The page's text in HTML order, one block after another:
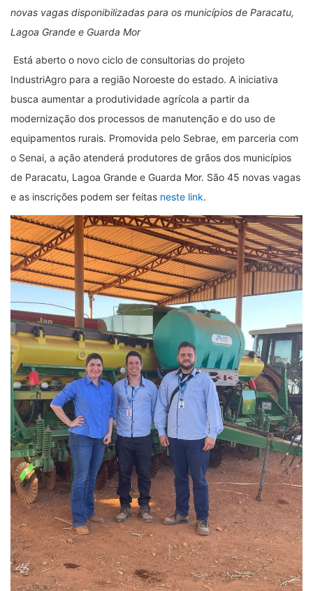
novas vagas disponibilizadas para os municípios de Paracatu,
Lagoa Grande e Guarda Mor
Está aberto o novo ciclo de consultorias do projeto
IndustriAgro para a região Noroeste do estado. A iniciativa
busca aumentar a produtividade agrícola a partir da
modernização dos processos de manutenção e do uso de
equipamentos rurais. Promovida pelo Sebrae, em parceria com
o Senai, a ação atenderá produtores de grãos dos municípios
de Paracatu, Lagoa Grande e Guarda Mor. São 45 novas vagas
e as inscrições podem ser feitas neste link.